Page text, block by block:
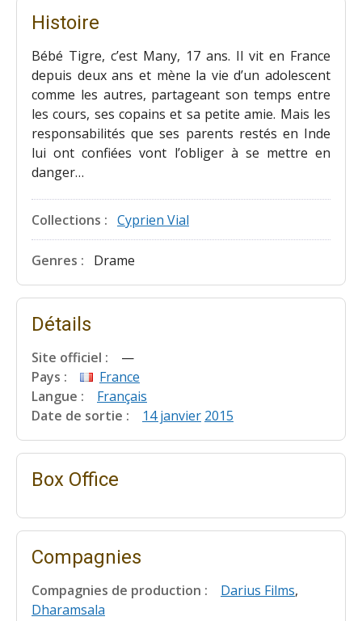
Histoire
Bébé Tigre, c’est Many, 17 ans. Il vit en France
depuis deux ans et mène la vie d’un adolescent
comme les autres, partageant son temps entre
les cours, ses copains et sa petite amie. Mais les
responsabilités que ses parents restés en Inde
lui ont confiées vont l’obliger à se mettre en
danger…
Collections : Cyprien Vial
Genres : Drame
Détails
Site officiel :
—
Pays :
France
Langue :
Français
Date de sortie :
14 janvier 2015
Box Office
Compagnies
Compagnies de production : Darius Films,
Dharamsala